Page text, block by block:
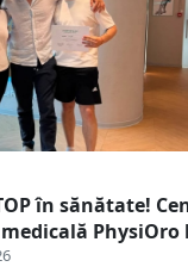
în sănătate!
PhysiOro
PhysiOro